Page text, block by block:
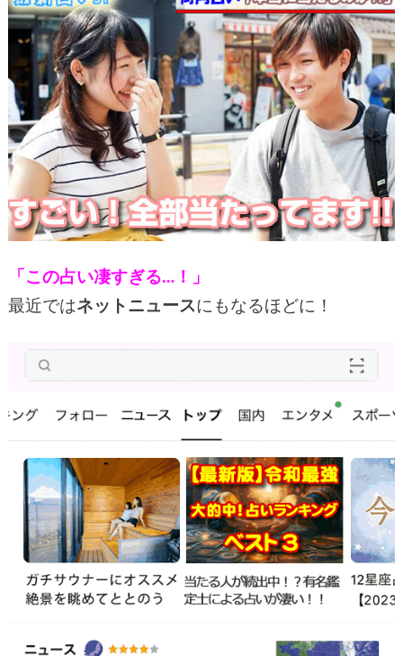
「この占い凄すぎる…！」
最近ではネットニュースにもなるほどに！